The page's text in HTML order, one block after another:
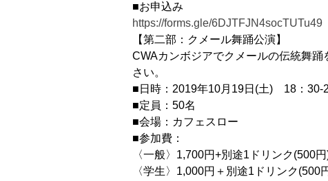
■お申込み
https://forms.gle/6DJTFJN4socTUTu49
【第二部：クメール舞踊公演】
CWAカンボジアでクメールの伝統舞
さい。
■日時：2019年10月19日(土) 18：30-
■定員：50名
■会場：カフェスロー
■参加費：
〈一般〉1,700円+別途1ドリンク(500
〈学生〉1,000円＋別途1ドリンク(500